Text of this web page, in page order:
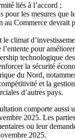
liés à l’accord ;
pour les mesures que
au Commerce devrait
le climat
pour
technologique
la sécurité
du Nord,
et la
d’autres pays.
comporte aussi
2025. Les
ou leur
2025.